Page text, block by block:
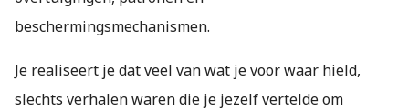
beschermingsmechanismen.
Je realiseert je dat veel van wat je voor waar hield,
slechts verhalen waren die je jezelf vertelde om